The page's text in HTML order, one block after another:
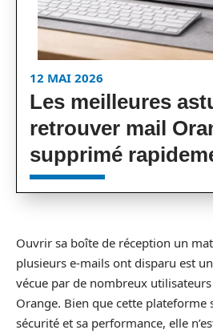
12 MAI 2026
Les meilleures
retrouver mail
supprimé
Ouvrir sa boîte de réception un
plusieurs e-mails ont disparu est
vécue par de nombreux
Orange. Bien que cette plateforme
sécurité et sa performance, elle